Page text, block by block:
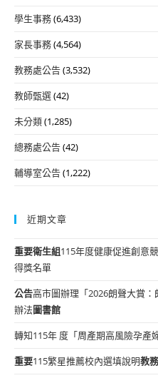
學生事務(6,433)
家長事務(4,564)
教務處公告(3,532)
教師甄選(42)
未分類(1,285)
總務處公告(42)
輔導室公告(1,222)
近期文章
重要衛生組115年度健康促進創意
得獎名單
公告高市圖辦理「2026朗聲大賞
辦法圖書館
轉知115年 度「周產期高風險孕產
重要115繁星推薦校內選填說明教